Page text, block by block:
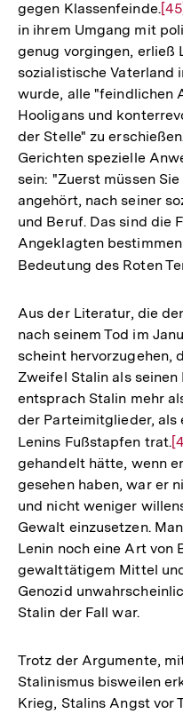
gegen Klassenfeinde.Zur
der
in ihrem Umgang mit
genug vorgingen, erließ
sozialistische Vaterland
wurde, alle "feindlichen
Hooligans und
der Stelle" zu
Gerichten spezielle
sein: "Zuerst müssen
angehört, nach seiner
und Beruf. Das sind die
Angeklagten
Bedeutung des Roten
Aus der Literatur, die
nach seinem Tod im
scheint hervorzugehen,
Zweifel Stalin als
entsprach Stalin mehr
der Parteimitglieder, als
Lenins Fußstapfen trat.
gehandelt hätte, wenn
gesehen haben, war er
und nicht weniger
Gewalt einzusetzen.
Lenin noch eine Art von
gewalttätigem Mittel
Genozid
Stalin der Fall war.
Trotz der Argumente,
Stalinismus bisweilen
Krieg, Stalins Angst vor